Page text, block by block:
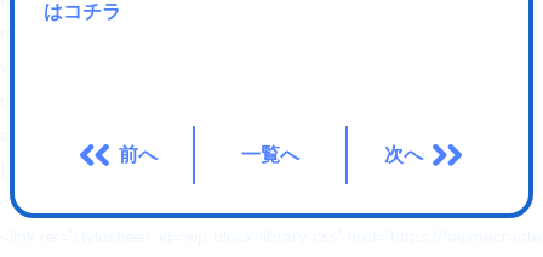
はコチラ
前へ 一覧へ 次へ
</style>